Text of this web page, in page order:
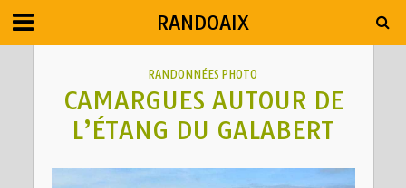
RANDOAIX
RANDONNÉES PHOTO
CAMARGUES AUTOUR DE
L’ÉTANG DU GALABERT